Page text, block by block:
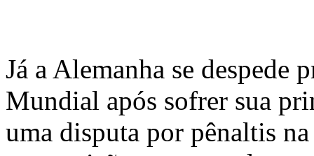
Já a Alemanha se despede
Mundial após sofrer sua
uma disputa por pênaltis